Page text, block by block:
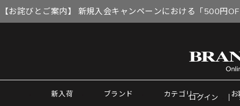
【お詫びとご案内】 新規入会キャンペーンにおける「500円
新入荷 ブランド カテゴリーログイン